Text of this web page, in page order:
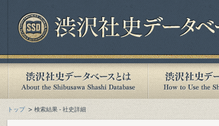
トップ 検索結果 - 社史詳細